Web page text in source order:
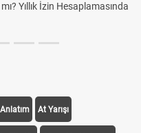
Yıllık İzin Hesaplamasında
At Yarışı